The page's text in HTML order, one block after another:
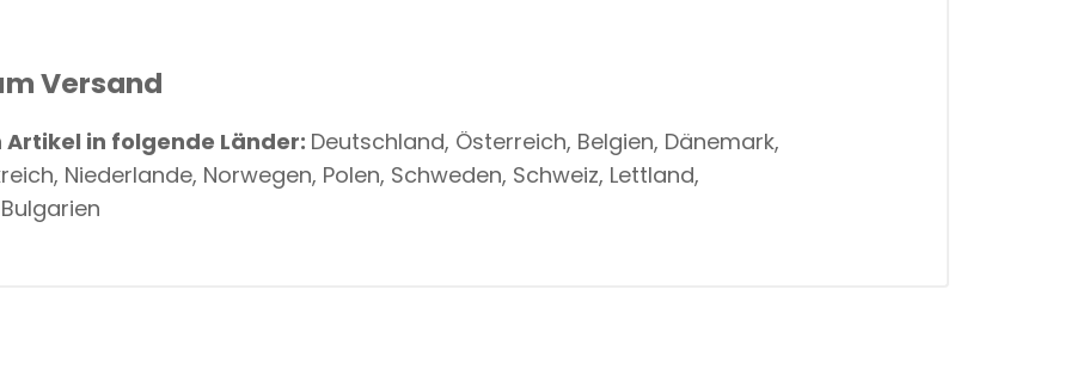
Versand
in folgende Länder: Deutschland, Österreich, Belgien, Dänemark,
Niederlande, Norwegen, Polen, Schweden, Schweiz, Lettland,